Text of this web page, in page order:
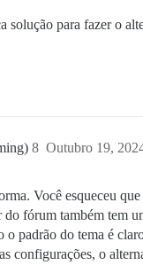
solução para fazer o
Outubro 19,
8
Você esqueceu
fórum também tem
o padrão do tema é
configurações, o